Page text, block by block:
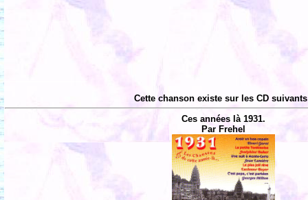
Cette chanson existe sur les CD
Ces années là 1931.
Par Frehel